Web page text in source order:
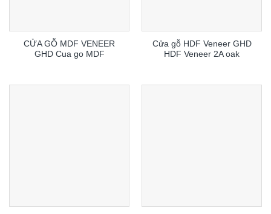
CỬA GỖ MDF VENEER
GHD Cua go MDF
Cửa gỗ HDF Veneer GHD
HDF Veneer 2A oak